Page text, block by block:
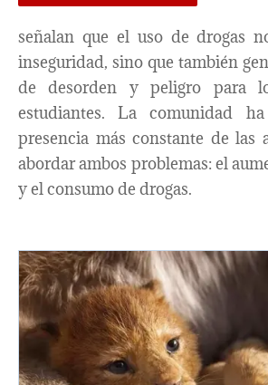
señalan que el uso de drogas
inseguridad, sino que también
de desorden y peligro para
estudiantes. La comunidad
presencia más constante de las
abordar ambos problemas: el
y el consumo de drogas.